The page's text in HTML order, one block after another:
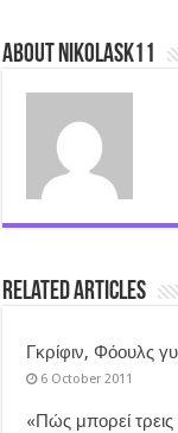
About nikolask11
Related Articles
Γκρίφιν, Φόουλς
6 October 2011
«Πώς μπορεί τρεις